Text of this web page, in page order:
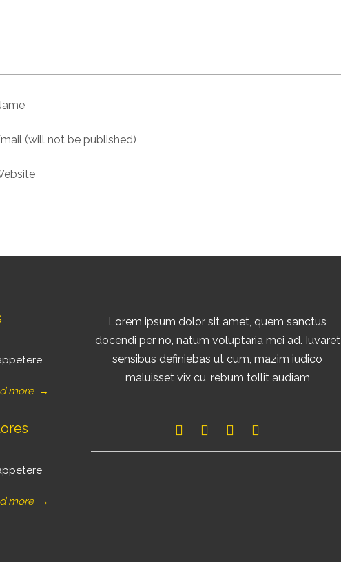
(will not be published)
more →
more →
Lorem ipsum dolor sit amet, quem sanctus
docendi per no, natum voluptaria mei ad. Iuvaret
sensibus definiebas ut cum, mazim iudico
maluisset vix cu, rebum tollit audiam